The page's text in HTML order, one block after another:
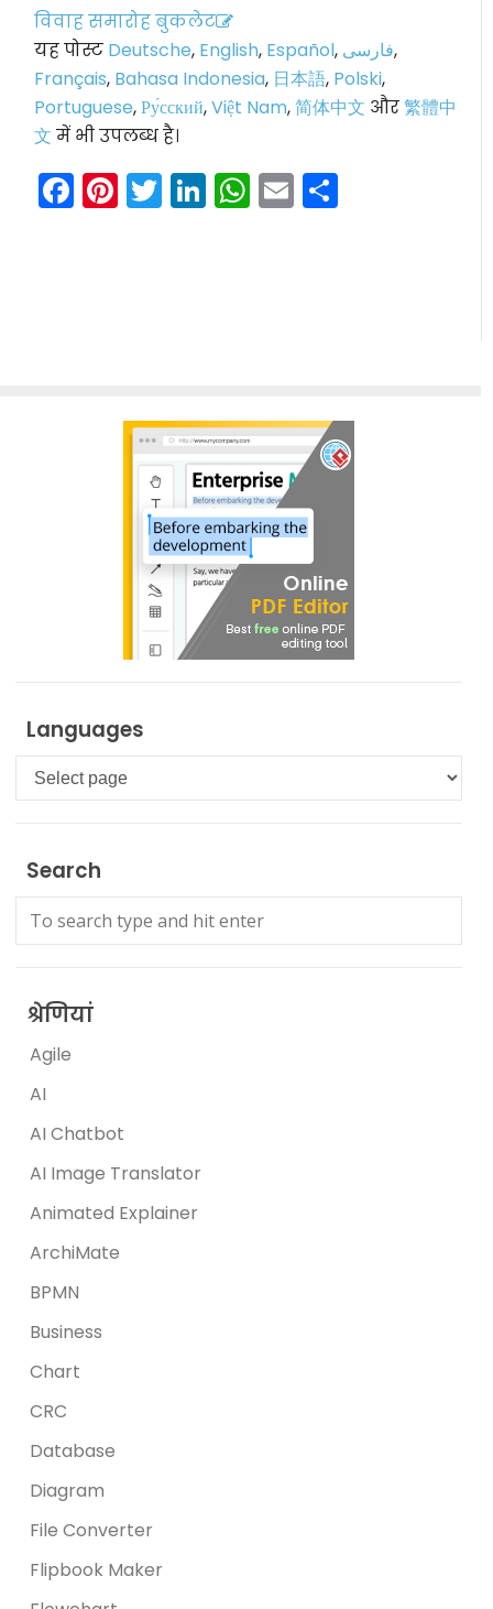
विवाह समारोह बुकलेट
यह पोस्ट Deutsche, English, Español, فارسی,
Français, Bahasa Indonesia, 日本語, Polski,
Portuguese,Ру́сский,Việt Nam,简体中文 और繁體中
文 में भी उपलब्ध है।
Facebook
Pinterest
Twitter
LinkedIn
WhatsApp
Email
Languages
Languages
Search
श्रेणियां
Agile
AI
AI Chatbot
AI Image Translator
Animated Explainer
ArchiMate
BPMN
Business
Chart
CRC
Database
Diagram
File Converter
Flipbook Maker